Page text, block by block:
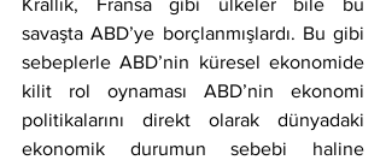
savaşta ABD’ye borçlanmışlardı. Bu gibi
sebeplerle ABD’nin küresel ekonomide
kilit rol oynaması ABD’nin ekonomi
politikalarını direkt olarak dünyadaki
ekonomik durumun sebebi haline